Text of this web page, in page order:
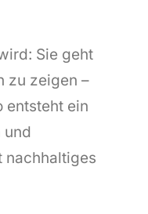
Sie geht
zu zeigen –
entsteht ein
und
nachhaltiges